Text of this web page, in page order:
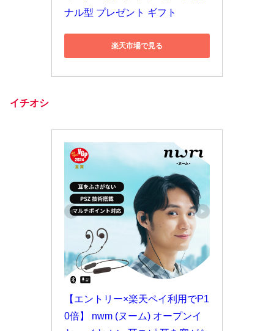
ナル型 プレゼント ギフト
楽天市場で見る
イチオシ
【エントリー×楽天ペイ利用でP1
0倍】 nwm (ヌーム) オープンイ